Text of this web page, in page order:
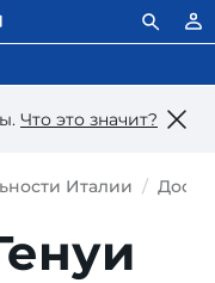
Что это значит?
Италии